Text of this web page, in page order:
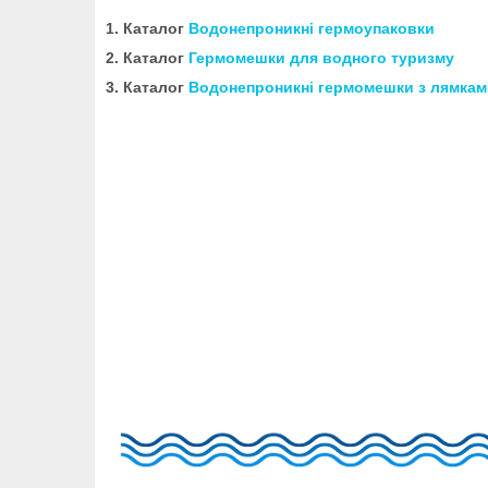
1. Каталог Водонепроникні гермоупаковки
2. Каталог Гермомешки для водного туризму
3. Каталог Водонепроникні гермомешки з